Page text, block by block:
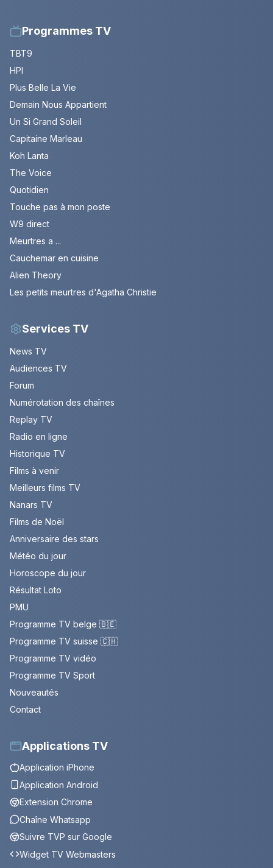
Programmes TV
TBT9
HPI
Plus Belle La Vie
Demain Nous Appartient
Un Si Grand Soleil
Capitaine Marleau
Koh Lanta
The Voice
Quotidien
Touche pas à mon poste
W9 direct
Meurtres a ...
Cauchemar en cuisine
Alien Theory
Les petits meurtres d'Agatha Christie
Services TV
News TV
Audiences TV
Forum
Numérotation des chaînes
Replay TV
Radio en ligne
Historique TV
Films à venir
Meilleurs films TV
Nanars TV
Films de Noël
Anniversaire des stars
Météo du jour
Horoscope du jour
Résultat Loto
PMU
Programme TV belge 🇧🇪
Programme TV suisse 🇨🇭
Programme TV vidéo
Programme TV Sport
Nouveautés
Contact
Applications TV
Application iPhone
Application Android
Extension Chrome
Chaîne Whatsapp
Suivre TVP sur Google
Widget TV Webmasters